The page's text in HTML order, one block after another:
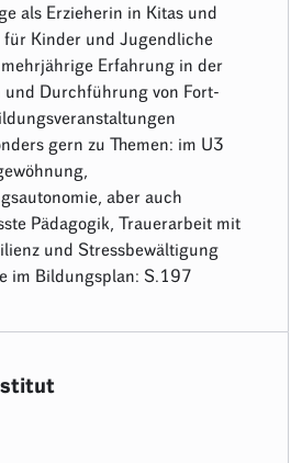
als Erzieherin in Kitas und
Kinder und Jugendliche
Erfahrung in der
und Durchführung von Fort-
gern zu Themen: im U3
aber auch
Pädagogik, Trauerarbeit mit
und Stressbewältigung
im Bildungsplan: S.197